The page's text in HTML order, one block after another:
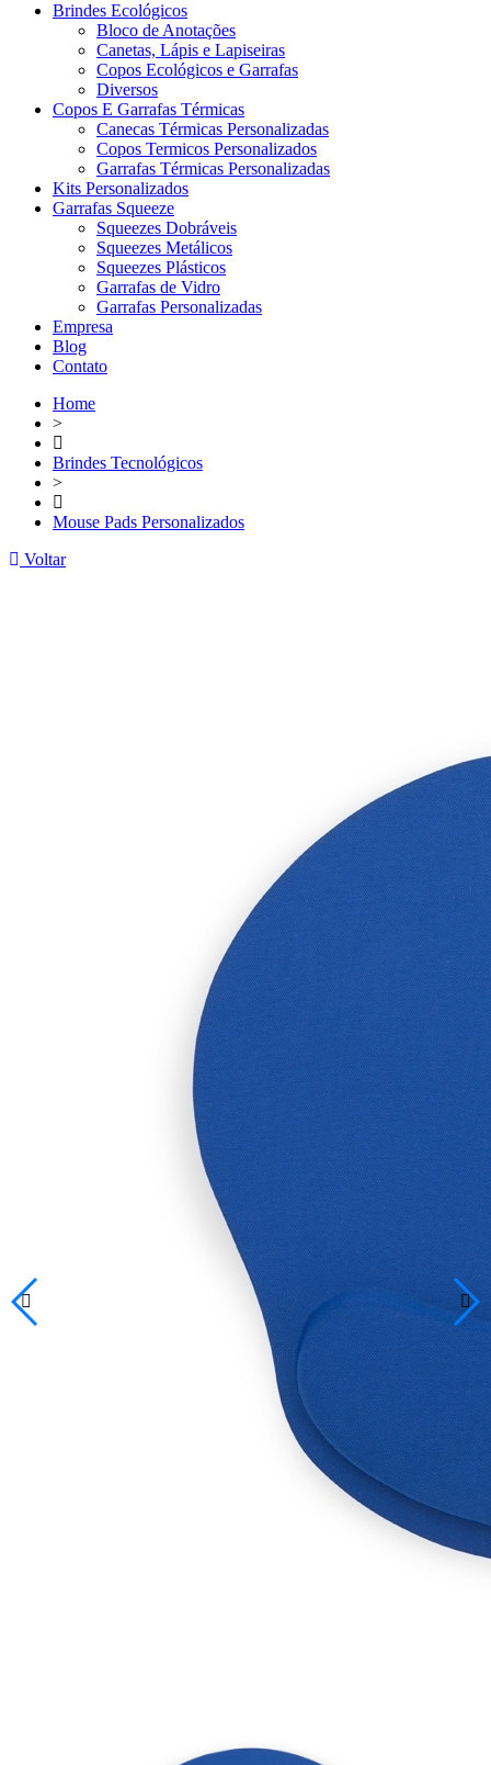
Brindes Ecológicos
Bloco de Anotações
Canetas, Lápis e Lapiseiras
Copos Ecológicos e Garrafas
Diversos
Copos E Garrafas Térmicas
Canecas Térmicas Personalizadas
Copos Termicos Personalizados
Garrafas Térmicas Personalizadas
Kits Personalizados
Garrafas Squeeze
Squeezes Dobráveis
Squeezes Metálicos
Squeezes Plásticos
Garrafas de Vidro
Garrafas Personalizadas
Empresa
Blog
Contato
Home
>
Brindes Tecnológicos
>
Mouse Pads Personalizados
Voltar